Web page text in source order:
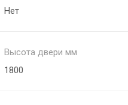
Нет
Высота двери мм
1800